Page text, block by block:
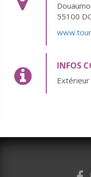
55100
INFOS
Extérieur